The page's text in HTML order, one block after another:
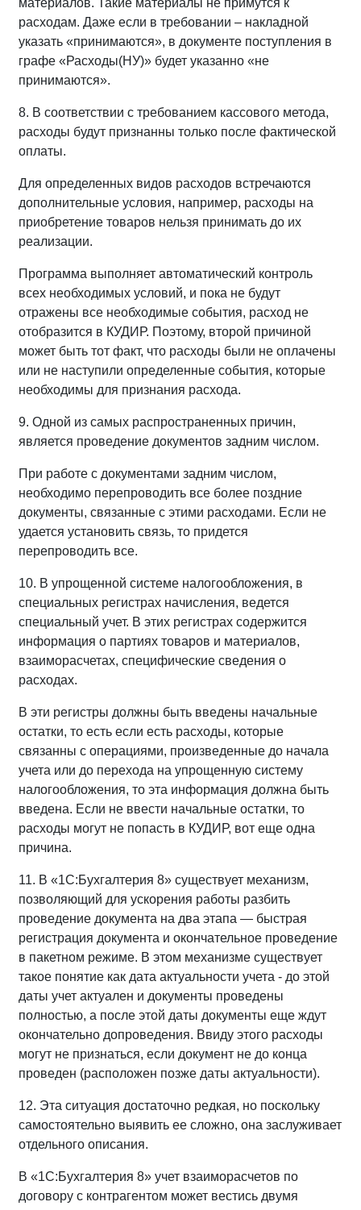
материалов. Такие материалы не примутся к
расходам. Даже если в требовании – накладной
указать «принимаются», в документе поступления в
графе «Расходы(НУ)» будет указанно «не
принимаются».
8. В соответствии с требованием кассового метода,
расходы будут признанны только после фактической
оплаты.
Для определенных видов расходов встречаются
дополнительные условия, например, расходы на
приобретение товаров нельзя принимать до их
реализации.
Программа выполняет автоматический контроль
всех необходимых условий, и пока не будут
отражены все необходимые события, расход не
отобразится в КУДИР. Поэтому, второй причиной
может быть тот факт, что расходы были не оплачены
или не наступили определенные события, которые
необходимы для признания расхода.
9. Одной из самых распространенных причин,
является проведение документов задним числом.
При работе с документами задним числом,
необходимо перепроводить все более поздние
документы, связанные с этими расходами. Если не
удается установить связь, то придется
перепроводить все.
10. В упрощенной системе налогообложения, в
специальных регистрах начисления, ведется
специальный учет. В этих регистрах содержится
информация о партиях товаров и материалов,
взаиморасчетах, специфические сведения о
расходах.
В эти регистры должны быть введены начальные
остатки, то есть если есть расходы, которые
связанны с операциями, произведенные до начала
учета или до перехода на упрощенную систему
налогообложения, то эта информация должна быть
введена. Если не ввести начальные остатки, то
расходы могут не попасть в КУДИР, вот еще одна
причина.
11. В «1С:Бухгалтерия 8» существует механизм,
позволяющий для ускорения работы разбить
проведение документа на два этапа — быстрая
регистрация документа и окончательное проведение
в пакетном режиме. В этом механизме существует
такое понятие как дата актуальности учета - до этой
даты учет актуален и документы проведены
полностью, а после этой даты документы еще ждут
окончательно допроведения. Ввиду этого расходы
могут не признаться, если документ не до конца
проведен (расположен позже даты актуальности).
12. Эта ситуация достаточно редкая, но поскольку
самостоятельно выявить ее сложно, она заслуживает
отдельного описания.
В «1С:Бухгалтерия 8» учет взаиморасчетов по
договору с контрагентом может вестись двумя